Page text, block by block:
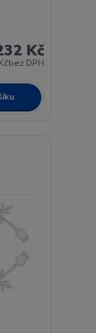
Kč
bez DPH